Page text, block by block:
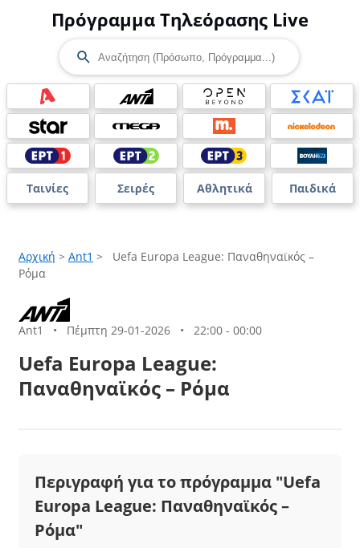
Πρόγραμμα Τηλεόρασης Live
Ταινίες Σειρές Αθλητικά Παιδικά
Αρχική > Ant1 >
Uefa Europa League: Παναθηναϊκός –
Ρόμα
Ant1 • Πέμπτη 29-01-2026 • 22:00 - 00:00
Uefa Europa League:
Παναθηναϊκός – Ρόμα
Περιγραφή για το πρόγραμμα "Uefa
Europa League: Παναθηναϊκός –
Ρόμα"